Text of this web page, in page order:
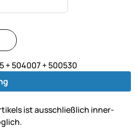
+ 504007 + 500530
ist aus­schließ­lich inner­